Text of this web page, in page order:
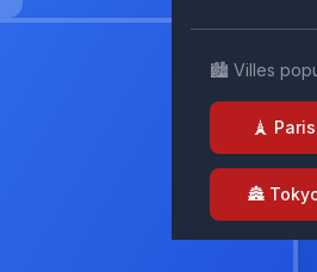
🏙️ Villes
🗼 Paris
🏯